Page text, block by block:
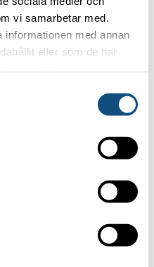
vi samarbetar med.
med annan
eller som de har
FORKLIFTS
5 ton
5 tons (Electric)
business